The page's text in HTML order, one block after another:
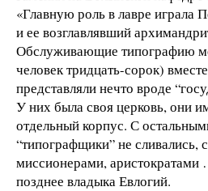
«Главную роль в лавре играла
и ее возглавлявший
Обслуживающие типографию
человек тридцать-сорок)
представляли нечто вроде
У них была своя церковь, они
отдельный корпус. С
“типографщики” не сливались,
миссионерами, аристократами
позднее владыка Евлогий.